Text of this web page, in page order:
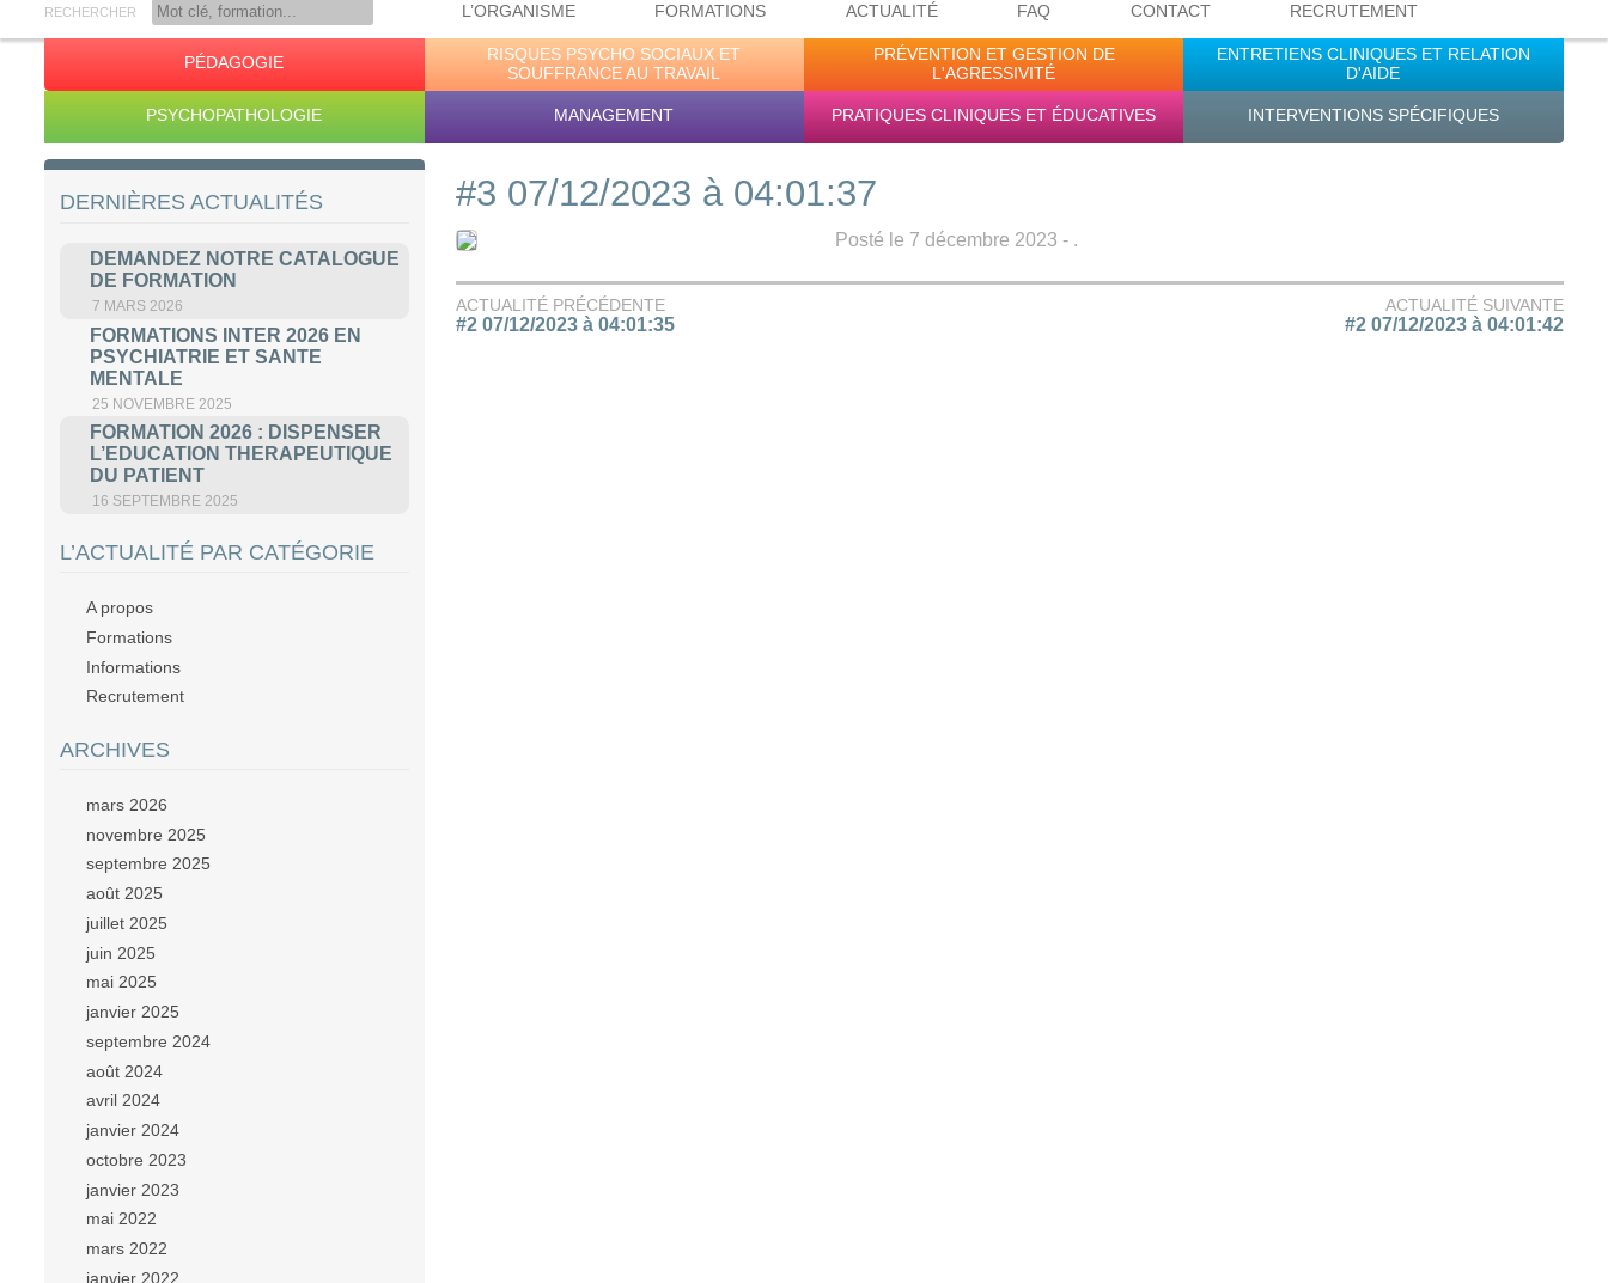
RECHERCHER L’ORGANISME FORMATIONS ACTUALITÉ FAQ CONTACT RECRUTEMENT
PÉDAGOGIE
RISQUES PSYCHO SOCIAUX ET
SOUFFRANCE AU TRAVAIL
PRÉVENTION ET GESTION DE
L'AGRESSIVITÉ
ENTRETIENS CLINIQUES ET RELATION
D'AIDE
PSYCHOPATHOLOGIE MANAGEMENT PRATIQUES CLINIQUES ET ÉDUCATIVES INTERVENTIONS SPÉCIFIQUES
#3 07/12/2023 à 04:01:37
Posté le 7 décembre 2023 - .
ACTUALITÉ PRÉCÉDENTE
#2 07/12/2023 à 04:01:35
ACTUALITÉ SUIVANTE
#2 07/12/2023 à 04:01:42
DERNIÈRES ACTUALITÉS
DEMANDEZ NOTRE CATALOGUE
DE FORMATION
7 MARS 2026
FORMATIONS INTER 2026 EN
PSYCHIATRIE ET SANTE
MENTALE
25 NOVEMBRE 2025
FORMATION 2026 : DISPENSER
L’EDUCATION THERAPEUTIQUE
DU PATIENT
16 SEPTEMBRE 2025
L’ACTUALITÉ PAR CATÉGORIE
A propos
Formations
Informations
Recrutement
ARCHIVES
mars 2026
novembre 2025
septembre 2025
août 2025
juillet 2025
juin 2025
mai 2025
janvier 2025
septembre 2024
août 2024
avril 2024
janvier 2024
octobre 2023
janvier 2023
mai 2022
mars 2022
janvier 2022